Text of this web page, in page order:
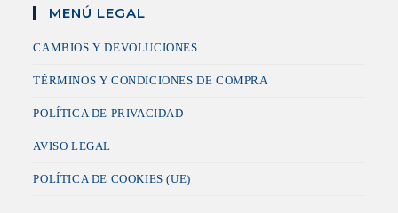
MENÚ LEGAL
CAMBIOS Y DEVOLUCIONES
TÉRMINOS Y CONDICIONES DE COMPRA
POLÍTICA DE PRIVACIDAD
AVISO LEGAL
POLÍTICA DE COOKIES (UE)